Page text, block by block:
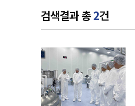
검색결과 총2건